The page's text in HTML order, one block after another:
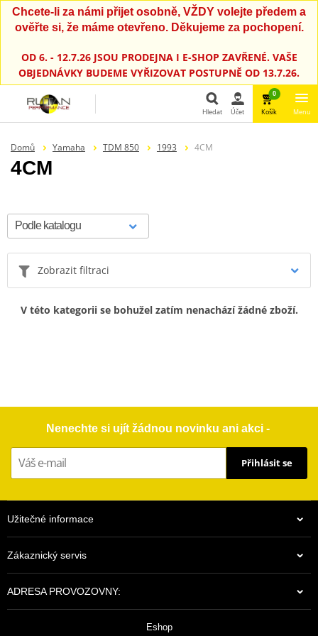
Chcete-li za námi přijet osobně, VŽDY volejte předem a
ověřte si, že máme otevřeno. Děkujeme za pochopení.
OD 6. - 12.7.26 JSOU PRODEJNA I E-SHOP ZAVŘENÉ. VAŠE
OBJEDNÁVKY BUDEME VYŘIZOVAT POSTUPNĚ OD 13.7.26.
Hledat Účet
0
Košík Menu
Domů Yamaha TDM 850 1993 4CM
4CM
Zobrazit filtraci
V této kategorii se bohužel zatím nenachází žádné zboží.
Nenechte si ujít žádnou novinku ani akci -
Přihlásit se
Užitečné informace
Zákaznický servis
ADRESA PROVOZOVNY:
Eshop